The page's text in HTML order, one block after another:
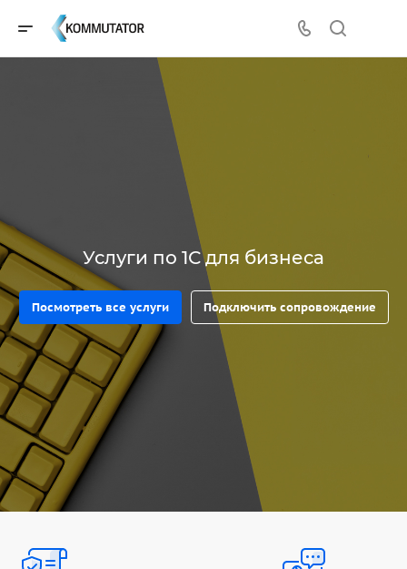
Услуги по 1С для бизнеса
Посмотреть все услуги Подключить сопровождение